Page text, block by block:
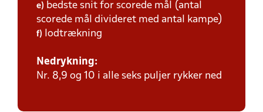
e) bedste snit for scorede mål (antal
scorede mål divideret med antal kampe)
f) lodtrækning
Nedrykning:
Nr. 8,9 og 10 i alle seks puljer rykker ned